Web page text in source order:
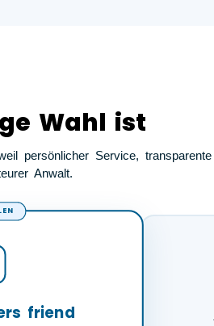
Wahl ist
persönlicher Service,
Anwalt.
friend